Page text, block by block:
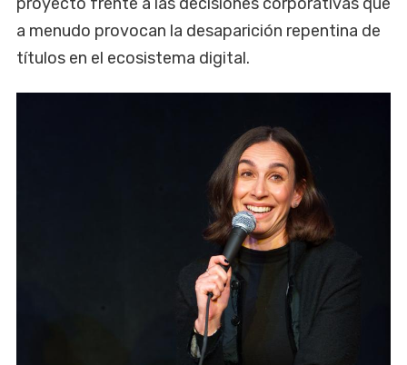
a menudo provocan la desaparición repentina de
títulos en el ecosistema digital.